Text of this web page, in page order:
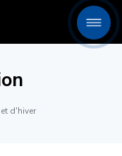
d'hiver